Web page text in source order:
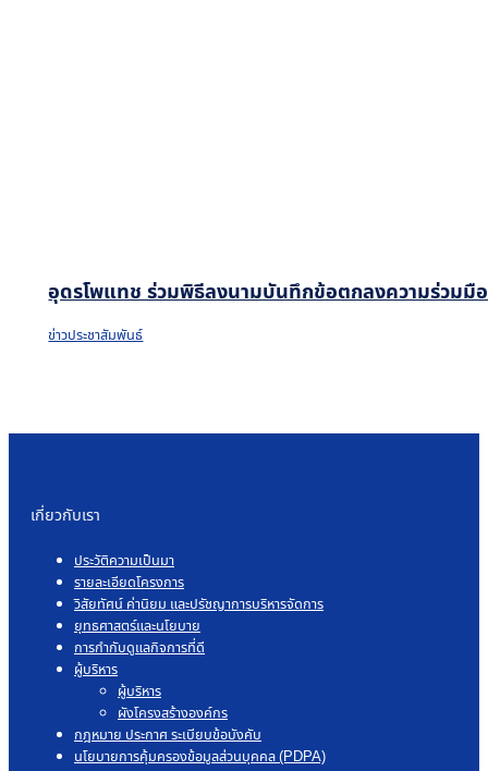
อุดรโพแทช ร่วมพิธีลงนามบันทึกข้อตกลงความร่วมมือ
ข่าวประชาสัมพันธ์
เกี่ยวกับเรา
ประวัติความเป็นมา
รายละเอียดโครงการ
วิสัยทัศน์ ค่านิยม และปรัชญาการบริหารจัดการ
ยุทธศาสตร์และนโยบาย
การกำกับดูแลกิจการที่ดี
ผู้บริหาร
ผู้บริหาร
ผังโครงสร้างองค์กร
กฎหมาย ประกาศ ระเบียบข้อบังคับ
นโยบายการคุ้มครองข้อมูลส่วนบุคคล (PDPA)